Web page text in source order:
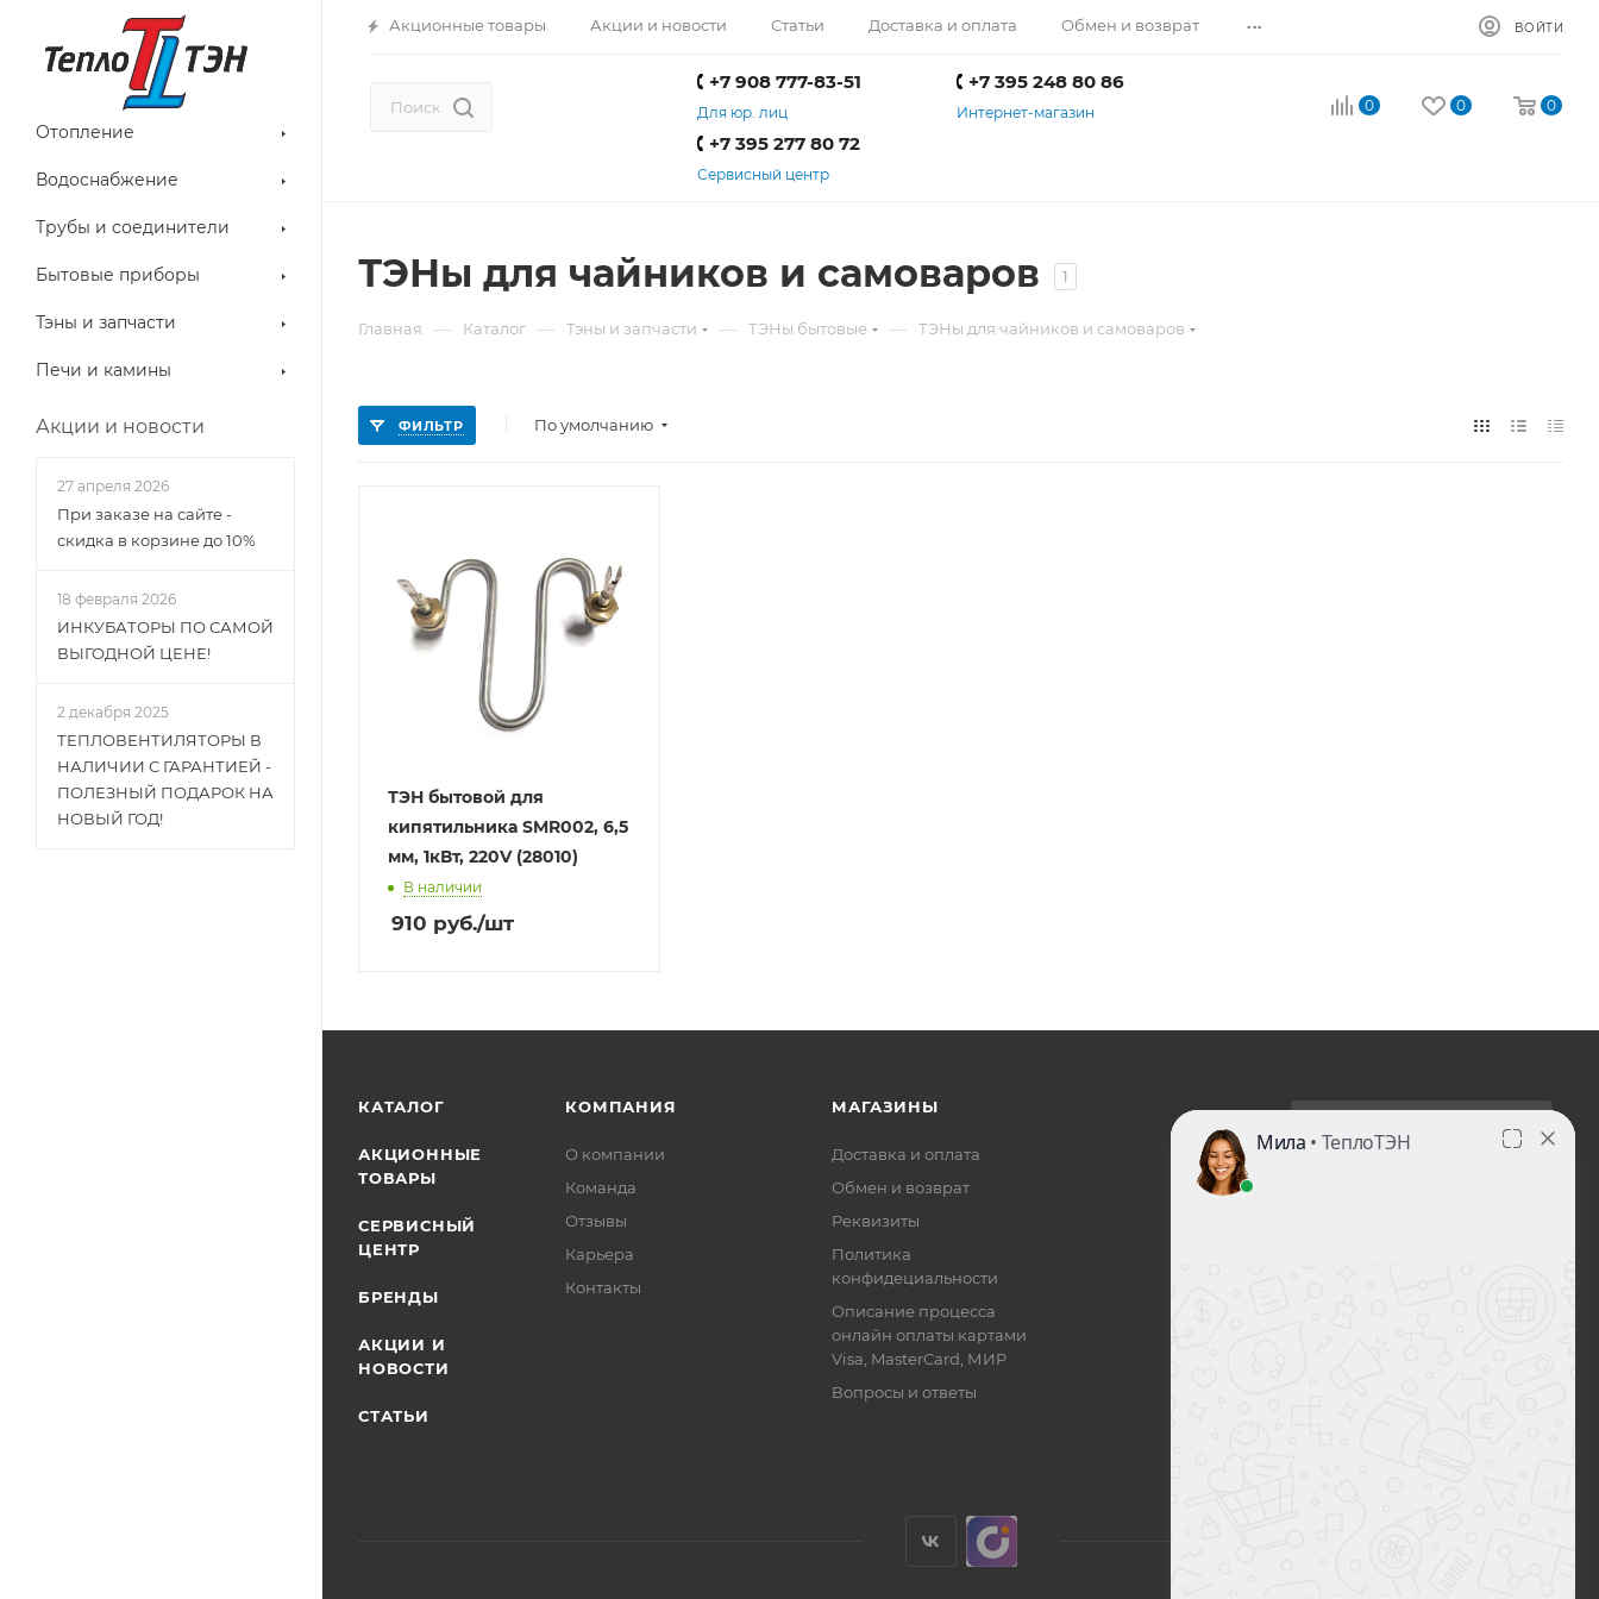
Акционные товары Акции и новости Статьи Доставка и оплата Обмен и возврат ... ВОЙТИ
0 0 0
+7 908 777-83-51
Для юр. лиц
+7 395 248 80 86
Интернет-магазин
+7 395 277 80 72
Сервисный центр
Отопление
Водоснабжение
Трубы и соединители
Бытовые приборы
Тэны и запчасти
Печи и камины
Акции и новости
27 апреля 2026
При заказе на сайте -
скидка в корзине до 10%
18 февраля 2026
ИНКУБАТОРЫ ПО САМОЙ
ВЫГОДНОЙ ЦЕНЕ!
2 декабря 2025
ТЕПЛОВЕНТИЛЯТОРЫ В
НАЛИЧИИ С ГАРАНТИЕЙ -
ПОЛЕЗНЫЙ ПОДАРОК НА
НОВЫЙ ГОД!
ТЭНы для чайников и самоваров 1
Главная — Каталог — Тэны и запчасти — ТЭНы бытовые — ТЭНы для чайников и самоваров
ФИЛЬТР По умолчанию
ТЭН бытовой для
кипятильника SMR002, 6,5
мм, 1кВт, 220V (28010)
В наличии
910 руб./шт
КАТАЛОГ
АКЦИОННЫЕ
ТОВАРЫ
СЕРВИСНЫЙ
ЦЕНТР
БРЕНДЫ
АКЦИИ И
НОВОСТИ
СТАТЬИ
КОМПАНИЯ
О компании
Команда
Отзывы
Карьера
Контакты
МАГАЗИНЫ
Доставка и оплата
Обмен и возврат
Реквизиты
Политика
конфидециальности
Описание процесса
онлайн оплаты картами
Visa, MasterCard, МИР
Вопросы и ответы
РАССЫЛКУ